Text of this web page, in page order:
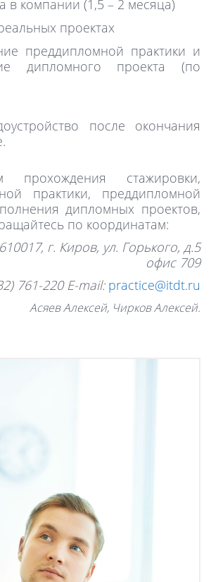
в компании (1,5 – 2 месяца)
проектах
преддипломной практики и
дипломного проекта (по
после окончания
.
стажировки,
практики, преддипломной
дипломных проектов,
по координатам:
610017, г. Киров, ул. Горького, д.5
офис 709
761-220 E-mail: practice@itdt.ru
Асяев Алексей, Чирков Алексей.